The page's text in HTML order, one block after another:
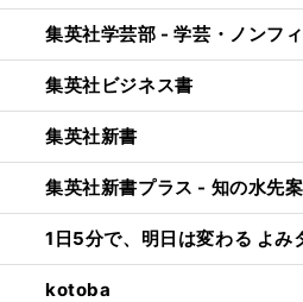
集英社学芸部 - 学芸・ノンフ
集英社ビジネス書
集英社新書
集英社新書プラス - 知の水先
1日5分で、明日は変わる よ
kotoba